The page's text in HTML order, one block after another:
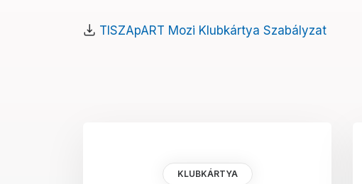
TISZApART Mozi Klubkártya Szabályzat
KLUBKÁRTYA